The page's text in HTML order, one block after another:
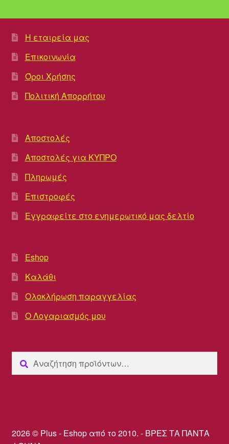
Η εταιρεία μας
Επικοινωνία
Όροι Χρήσης
Πολιτική Απορρήτου
Αποστολές
Αποστολές για ΚΥΠΡΟ
Πληρωμές
Επιστροφές
Εγγραφείτε στο ενημερωτικό μας δελτίο
Eshop
Καλάθι
Ολοκλήρωση παραγγελίας
Ο Λογαριασμός μου
Αναζήτηση
για:
Αναζήτηση
2026 © Plus - Eshop από το 2010. - ΒΡΕΣ ΤΑ ΠΑΝΤΑ